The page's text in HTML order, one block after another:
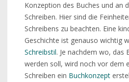
Konzeption des Buches und an
Schreiben. Hier sind die
Schreibens zu beachten. Eine
Geschichte ist genauso wichtig
Schreibstil. Je nachdem wo, das
werden soll, wird noch vor dem
Schreiben ein Buchkonzept